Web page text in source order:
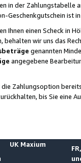
in der
Geschenkgutschein ist
Ihnen einen Scheck in
behalten wir uns das
genannten
angegebene
Zahlungsoption
bis Sie
UK Maxium